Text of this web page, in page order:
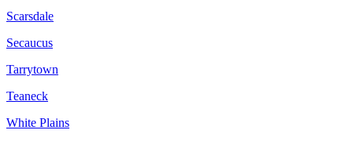
Scarsdale
Secaucus
Tarrytown
Teaneck
White Plains